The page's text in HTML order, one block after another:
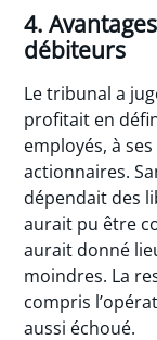
4.
débiteurs
Le tribunal a
profitait en
employés, à
actionnaires.
dépendait des
aurait pu être
aurait donné
moindres. La
compris
aussi échoué.